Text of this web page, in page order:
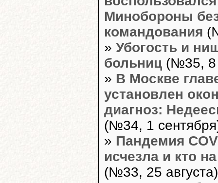
Минобороны
командования
» Убогость и
больниц (№35, 8
» В Москве
установлен
диагноз:
(№34, 1
» Пандемия
исчезла и кто
(№33, 25 августа)